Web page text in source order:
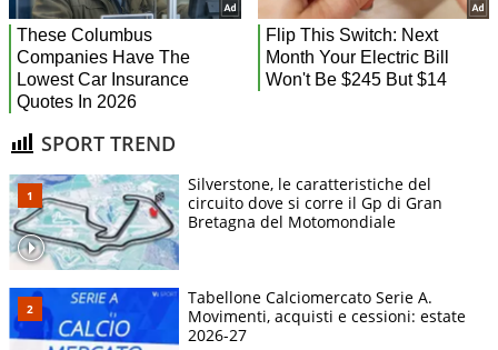
SPORT TREND
Silverstone, le caratteristiche del
circuito dove si corre il Gp di Gran
Bretagna del Motomondiale
Tabellone Calciomercato Serie A.
Movimenti, acquisti e cessioni: estate
2026-27